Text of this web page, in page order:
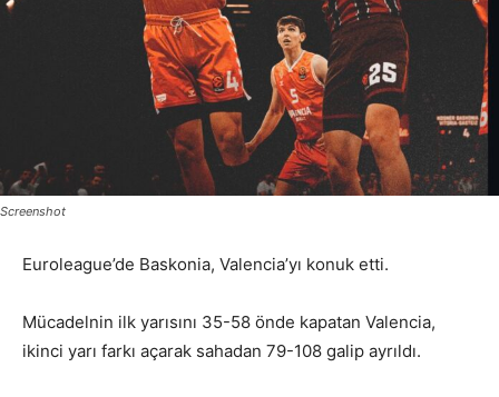
Screenshot
Euroleague’de Baskonia, Valencia’yı konuk etti.
Mücadelnin ilk yarısını 35-58 önde kapatan Valencia,
ikinci yarı farkı açarak sahadan 79-108 galip ayrıldı.